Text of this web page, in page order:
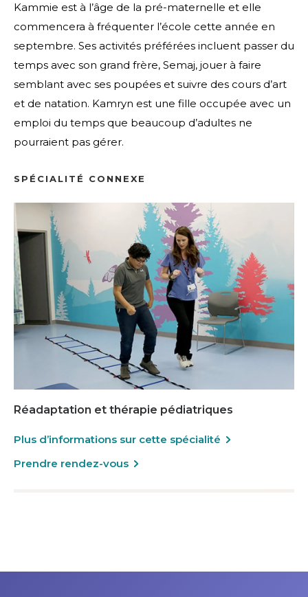
Kammie est à l’âge de la pré-maternelle et elle
commencera à fréquenter l’école cette année en
septembre. Ses activités préférées incluent passer du
temps avec son grand frère, Semaj, jouer à faire
semblant avec ses poupées et suivre des cours d’art
et de natation. Kamryn est une fille occupée avec un
emploi du temps que beaucoup d’adultes ne
pourraient pas gérer.
SPÉCIALITÉ CONNEXE
Réadaptation et thérapie pédiatriques
Plus d’informations sur cette spécialité
Prendre rendez-vous